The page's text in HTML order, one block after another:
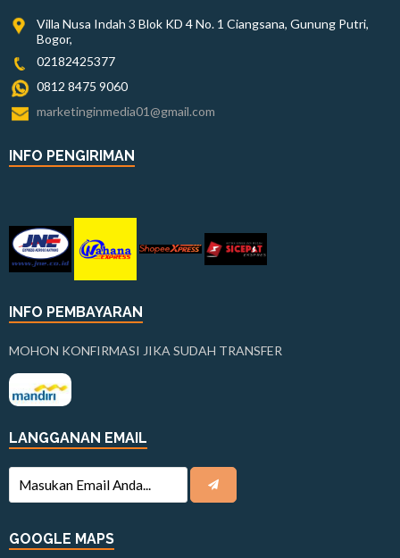
Villa Nusa Indah 3 Blok KD 4 No. 1 Ciangsana, Gunung Putri,
Bogor,
02182425377
0812 8475 9060
marketinginmedia01@gmail.com
INFO PENGIRIMAN
INFO PEMBAYARAN
MOHON KONFIRMASI JIKA SUDAH TRANSFER
LANGGANAN EMAIL
GOOGLE MAPS